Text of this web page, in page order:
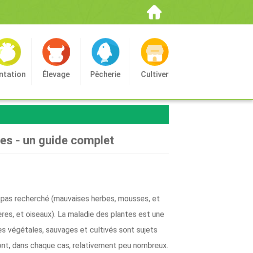
Élevage Pêcherie Cultiver
- un guide complet
recherché (mauvaises herbes, mousses, et
et oiseaux). La maladie des plantes est une
végétales, sauvages et cultivés sont sujets
dans chaque cas, relativement peu nombreux.